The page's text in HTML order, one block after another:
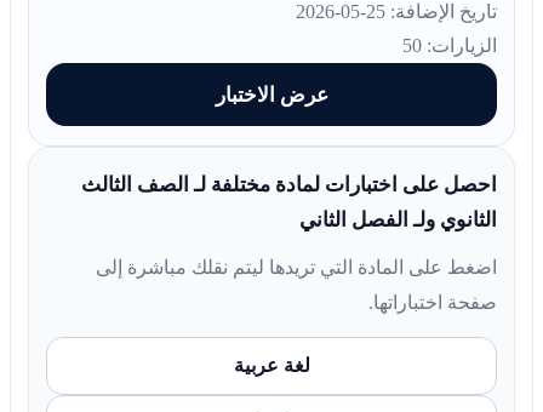
تاريخ الإضافة: 25-05-2026
الزيارات: 50
عرض الاختبار
احصل على اختبارات لمادة مختلفة لـ الصف الثالث
الثانوي ولـ الفصل الثاني
اضغط على المادة التي تريدها ليتم نقلك مباشرة إلى
صفحة اختباراتها.
لغة عربية